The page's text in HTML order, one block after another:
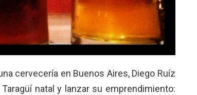
cervecería en Buenos Aires, Diego Ruíz
natal y lanzar su emprendimiento: